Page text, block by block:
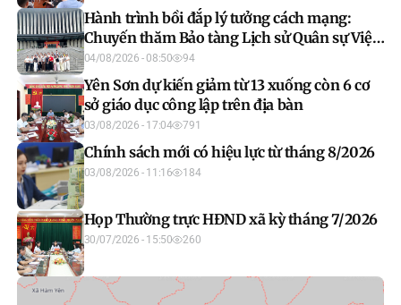
Hành trình bồi đắp lý tưởng cách mạng:
Chuyến thăm Bảo tàng Lịch sử Quân sự Việt
Nam của học viên lớp bồi dưỡng nhận thức
về Đảng khóa IV 2026
04/08/2026 - 08:50 94
Yên Sơn dự kiến giảm từ 13 xuống còn 6 cơ
sở giáo dục công lập trên địa bàn
03/08/2026 - 17:04 791
Chính sách mới có hiệu lực từ tháng 8/2026
03/08/2026 - 11:16 184
Họp Thường trực HĐND xã kỳ tháng 7/2026
30/07/2026 - 15:50 260